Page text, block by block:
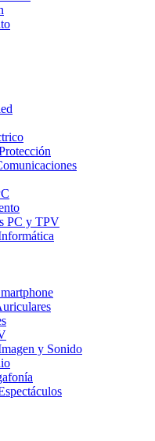
PC y TPV
y Sonido